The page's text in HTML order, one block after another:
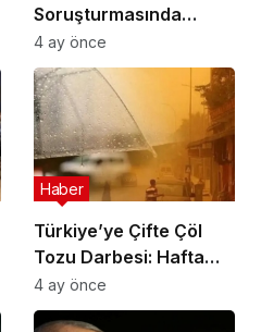
Soruşturmasında
Cinayet Şüphesiyle 7
İlde Eş Zamanlı
Operasyon
4 ay önce
Türkiye’ye Çifte Çöl
Tozu Darbesi: Hafta
Sonu Çamur Yağacak!
Haber
4 ay önce